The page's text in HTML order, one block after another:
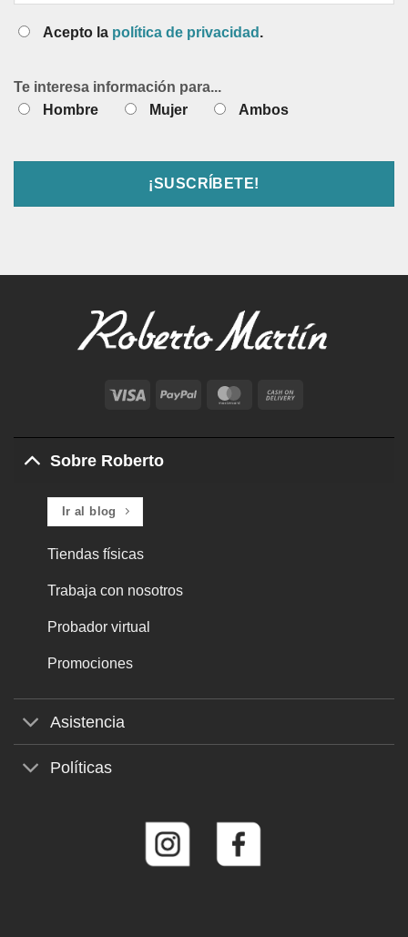
Acepto la política de privacidad .
Te interesa información para...
Hombre
Mujer Ambos
Visa PayPal MasterCard
Delivery
Sobre Roberto
Ir al blog
Tiendas físicas
Trabaja con nosotros
Probador virtual
Promociones
Asistencia
Políticas